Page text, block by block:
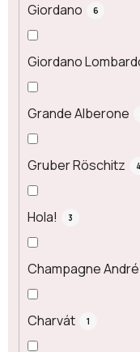
Giordano 6
Giordano
Grande Alberone
Gruber Röschitz 4
Hola! 3
Champagne
Charvát 1